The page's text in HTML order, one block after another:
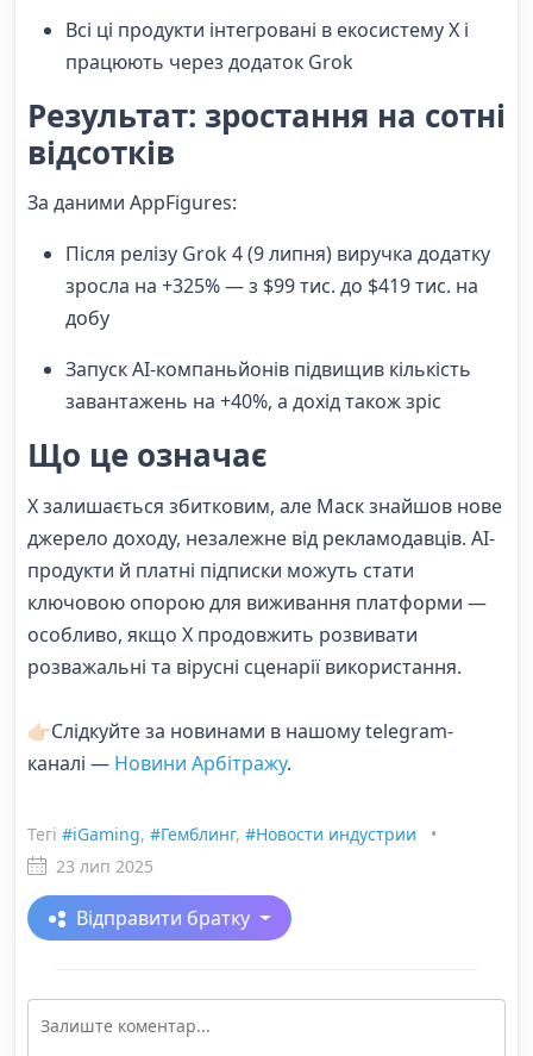
Всі ці продукти інтегровані в екосистему X і
працюють через додаток Grok
Результат: зростання на сотні
відсотків
За даними AppFigures:
Після релізу Grok 4 (9 липня) виручка додатку
зросла на +325% — з $99 тис. до $419 тис. на
добу
Запуск AI-компаньйонів підвищив кількість
завантажень на +40%, а дохід також зріс
Що це означає
X залишається збитковим, але Маск знайшов нове
джерело доходу, незалежне від рекламодавців. AI-
продукти й платні підписки можуть стати
ключовою опорою для виживання платформи —
особливо, якщо X продовжить розвивати
розважальні та вірусні сценарії використання.
👉🏻Слідкуйте за новинами в нашому telegram-
каналі — Новини Арбітражу.
Тегі #iGaming, #Гемблинг, #Новости индустрии
•
23 лип 2025
Відправити братку